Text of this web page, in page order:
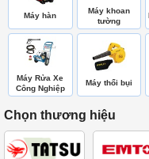
Máy hàn
Máy khoan
tường
Máy Rửa Xe
Công Nghiệp
Máy thổi bụi
Chọn thương hiệu